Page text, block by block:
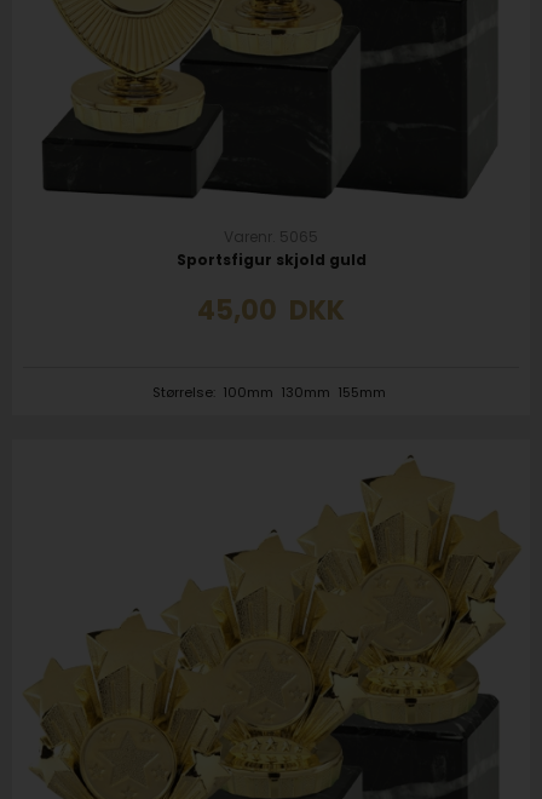
Varenr. 5065
Sportsfigur skjold guld
45,00 DKK
Størrelse: 100mm 130mm 155mm